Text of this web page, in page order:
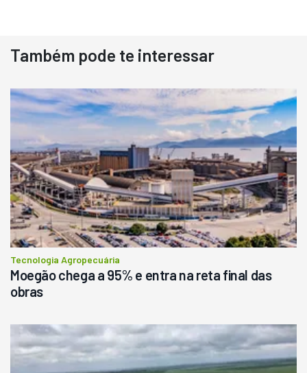
Destaque
Usado
Pá Carregadeira Cat 966
Ano 1987
R$ 145.000
Consultar
Também pode te interessar
Tecnologia Agropecuária
Moegão chega a 95% e entra na reta final das
obras